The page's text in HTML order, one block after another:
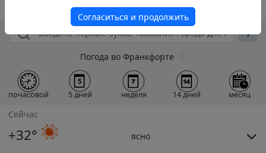
Погода во Франкфорте
почасовой 5 дней неделя 14 дней месяц
Сейчас
+32° ясно
Согласиться и продолжить